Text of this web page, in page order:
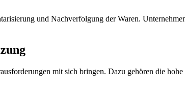
und Nachverfolgung der Waren.
mit sich bringen. Dazu gehören die